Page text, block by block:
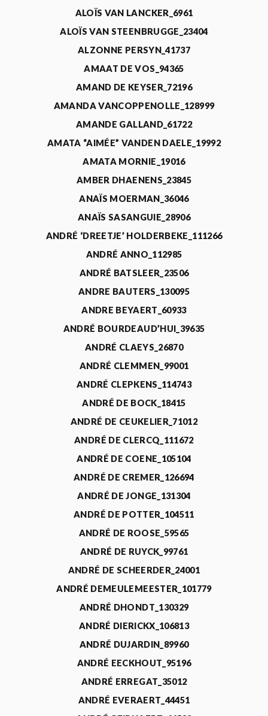
ALOÏS VAN LANCKER_6961
ALOÏS VAN STEENBRUGGE_23404
ALZONNE PERSYN_41737
AMAAT DE VOS_94365
AMAND DE KEYSER_72196
AMANDA VANCOPPENOLLE_128999
AMANDE GALLAND_61722
AMATA “AIMÉE” VANDEN DAELE_19992
AMATA MORNIE_19016
AMBER DHAENENS_23845
ANAÏS MOERMAN_36046
ANAÏS SASANGUIE_28906
ANDRÉ ‘DREETJE’ HOLDERBEKE_111266
ANDRÉ ANNO_112985
ANDRÉ BATSLEER_23506
ANDRE BAUTERS_130095
ANDRE BEYAERT_60933
ANDRÉ BOURDEAUD’HUI_39635
ANDRÉ CLAEYS_26870
ANDRÉ CLEMMEN_99001
ANDRÉ CLEPKENS_114743
ANDRÉ DE BOCK_18415
ANDRÉ DE CEUKELIER_71012
ANDRÉ DE CLERCQ_111672
ANDRÉ DE COENE_105104
ANDRÉ DE CREMER_126694
ANDRÉ DE JONGE_131304
ANDRÉ DE POTTER_104511
ANDRÉ DE ROOSE_59565
ANDRÉ DE RUYCK_99761
ANDRÉ DE SCHEERDER_24001
ANDRÉ DEMEULEMEESTER_101779
ANDRÉ DHONDT_130329
ANDRÉ DIERICKX_106813
ANDRÉ DUJARDIN_89960
ANDRÉ EECKHOUT_95196
ANDRÉ ERREGAT_35012
ANDRÉ EVERAERT_44451